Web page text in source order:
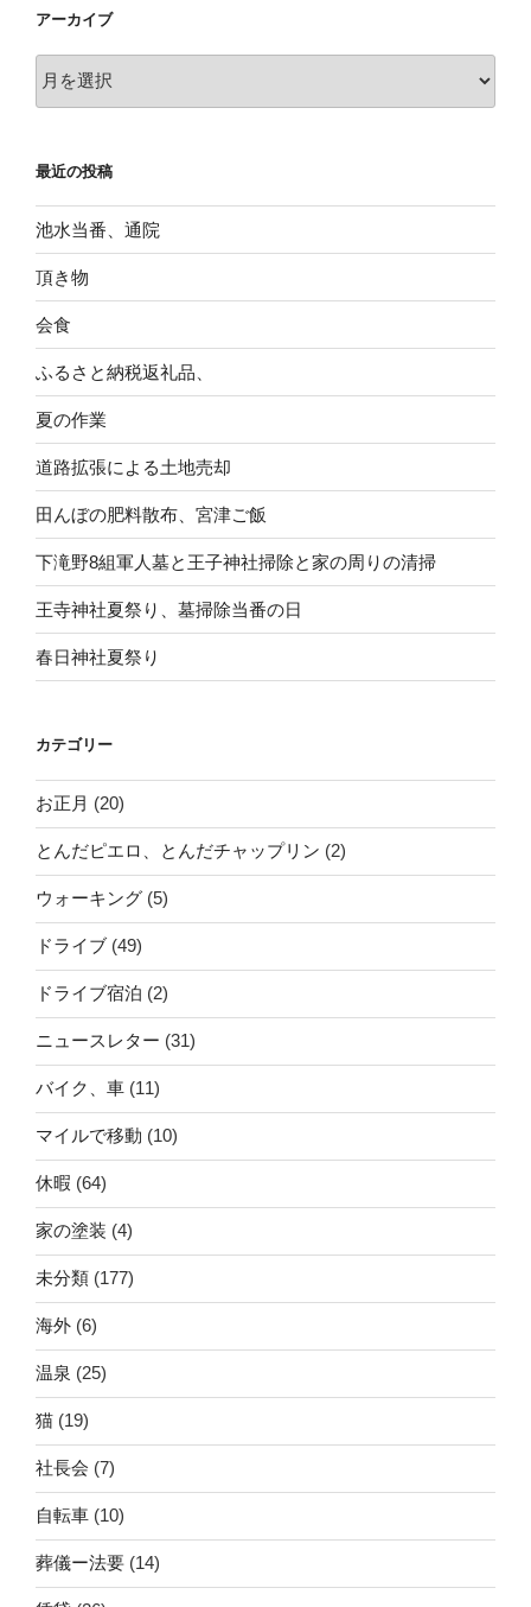
アーカイブ
ー
ブ
最近の投稿
池水当番、通院
頂き物
会食
ふるさと納税返礼品、
夏の作業
道路拡張による土地売却
田んぼの肥料散布、宮津ご飯
下滝野8組軍人墓と王子神社掃除と家の周りの清掃
王寺神社夏祭り、墓掃除当番の日
春日神社夏祭り
カテゴリー
お正月 (20)
とんだピエロ、とんだチャップリン (2)
ウォーキング (5)
ドライブ (49)
ドライブ宿泊 (2)
ニュースレター (31)
バイク、車 (11)
マイルで移動 (10)
休暇 (64)
家の塗装 (4)
未分類 (177)
海外 (6)
温泉 (25)
猫 (19)
社長会 (7)
自転車 (10)
葬儀ー法要 (14)